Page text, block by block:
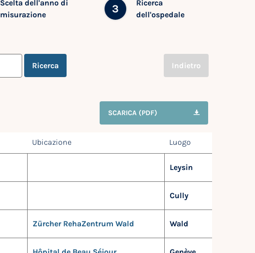
Scelta dell'anno di
misurazione
3
Ricerca
dell'ospedale
Ricerca Indietro
SCARICA (PDF)
Ubicazione Luogo
Leysin
Cully
Zürcher RehaZentrum Wald Wald